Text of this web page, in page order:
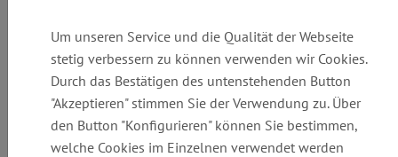
Suchen
Kategorie
Um unseren Service und die Qualität der Webseite
stetig verbessern zu können verwenden wir Cookies.
Durch das Bestätigen des untenstehenden Button
"Akzeptieren" stimmen Sie der Verwendung zu. Über
den Button "Konfigurieren" können Sie bestimmen,
welche Cookies im Einzelnen verwendet werden